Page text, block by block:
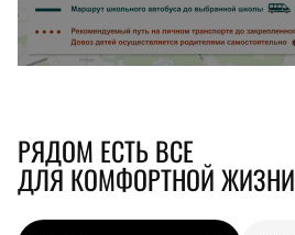
РЯДОМ ЕСТЬ ВСЕ
ДЛЯ КОМФОРТНОЙ ЖИЗНИ